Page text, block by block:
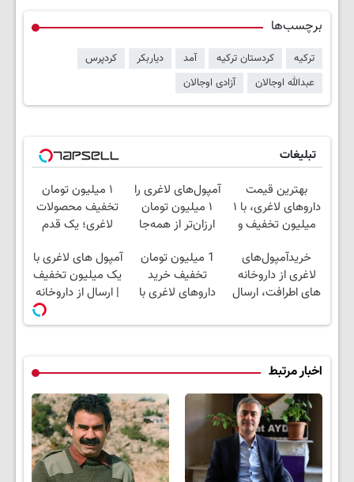
برچسب‌ها
ترکیه کردستان ترکیه آمد دیاربکر
کردپرس
عبدالله اوجالان
آزادی اوجالان
تبلیغات
بهترین قیمت
داروهای لاغری، با ۱
میلیون تخفیف و
آمپول‌های لاغری را
۱ میلیون تومان
ارزان‌تر از همه‌جا
۱ میلیون تومان
تخفیف محصولات
لاغری؛ یک قدم
کاهش وزن
خریدآمپول‌های
لاغری از داروخانه
های اطرافت، ارسال
یخ!
1 میلیون تومان
تخفیف خرید
داروهای لاغری با
پک یخ!
آمپول های لاغری با
یک میلیون تخفیف
| ارسال از داروخانه
اخبار مرتبط